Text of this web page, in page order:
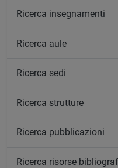
Ricerca insegnamenti
Ricerca aule
Ricerca sedi
Ricerca strutture
Ricerca pubblicazioni
Ricerca risorse